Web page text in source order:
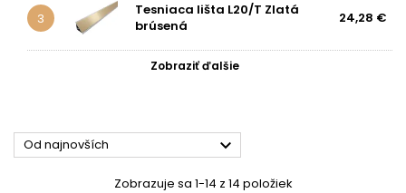
3
Tesniaca lišta L20/T Zlatá
brúsená
24,28 €
Zobraziť ďalšie
Od najnovších 
Zobrazuje sa 1-14 z 14 položiek